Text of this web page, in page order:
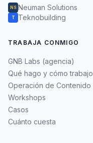
NS Neuman Solutions
T Teknobuilding
TRABAJA CONMIGO
GNB Labs (agencia)
Qué hago y cómo trabajo
Operación de Contenido
Workshops
Casos
Cuánto cuesta